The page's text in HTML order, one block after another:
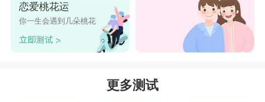
恋爱桃花运
你一生会遇到几朵桃花
更多测试